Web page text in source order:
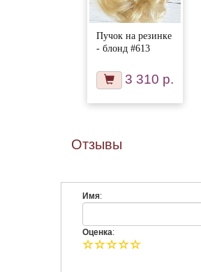
Пучок на резинке
- блонд #613
3 310 р.
Отзывы
Имя:
Оценка: